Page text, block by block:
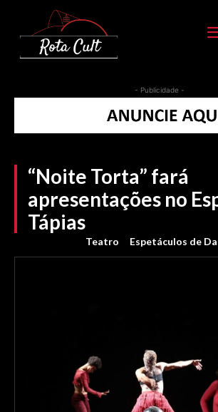
- Publicidade -
“Noite Torta” fará
apresentações no
Tápias
Teatro Espetáculos de